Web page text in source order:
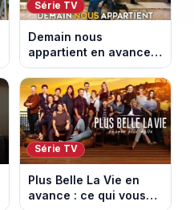
Série TV
Demain nous
appartient en avance :
ce qui vous attend la
semaine du 10 au 14
août 2026 (spoiler)
Série TV
Plus Belle La Vie en
avance : ce qui vous